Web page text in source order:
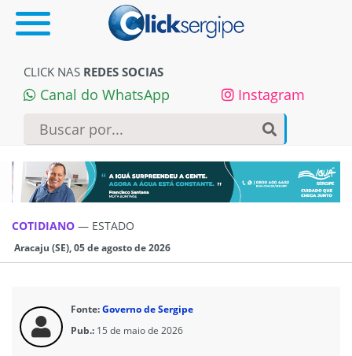
CLICK NAS REDES SOCIAS
Canal do WhatsApp Instagram
COTIDIANO — ESTADO
Aracaju (SE), 05 de agosto de 2026
Fonte:Governo de Sergipe
Pub.: 15 de maio de 2026